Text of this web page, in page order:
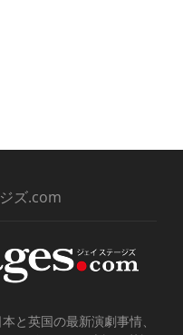
ズ.com
と英国の最新演劇事情、